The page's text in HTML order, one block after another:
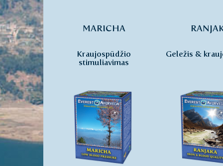
MARICHA
Kraujospūdžio
stimuliavimas
Geležis &